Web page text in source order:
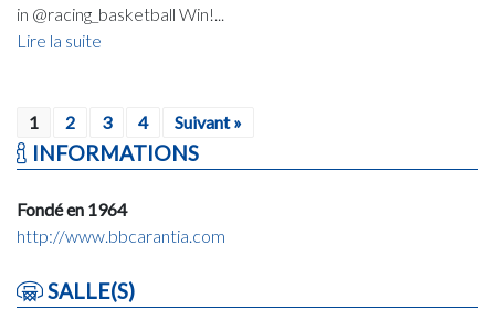
in @racing_basketball Win!...
Lire la suite
1 2 3 4 Suivant »
INFORMATIONS
Fondé en 1964
http://www.bbcarantia.com
SALLE(S)